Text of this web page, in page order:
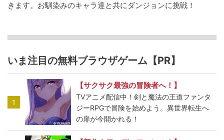
きます。お馴染みのキャラ達と共にダンジョンに挑戦！
いま注目の無料ブラウザゲーム【PR】
1
【サクサク最強の冒険者へ！】
TVアニメ配信中！剣と魔法の王道ファンタ
ジーRPGで冒険を始めよう。異世界転生へ
の扉が今開かれる！